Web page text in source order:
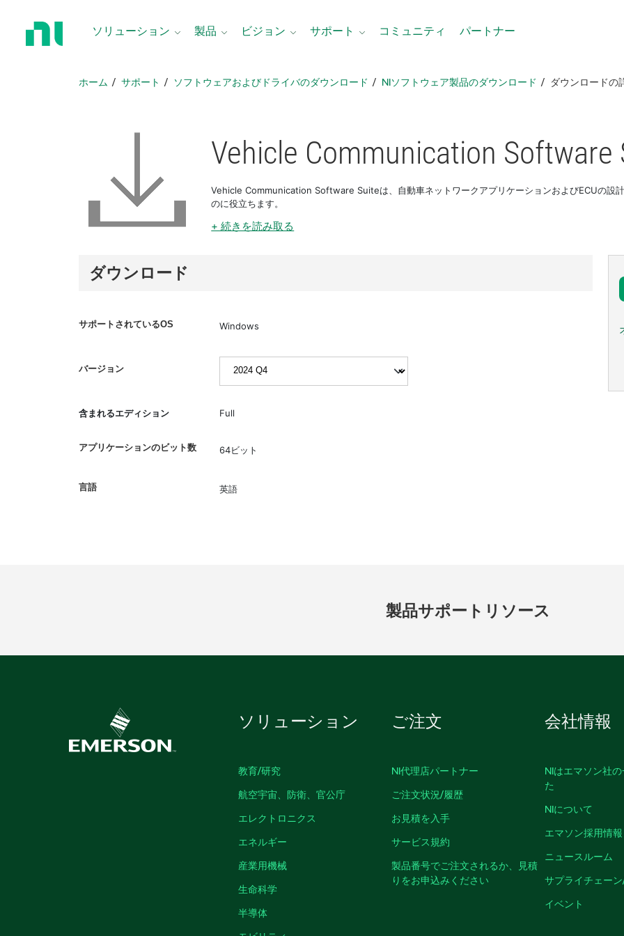
ソリューション 製品 ビジョン サポート コミュニティ パートナー
ホーム サポート ソフトウェアおよびドライバのダウンロード NIソフトウェア製品のダウンロード ダウンロードの
Vehicle Communication Software
Vehicle Communication Software Suiteは、自動車ネットワークアプリケーションおよびECUの設
のに役立ちます。
+ 続きを読み取る
ダウンロード
サポートされているOS Windows
バージョン
含まれるエディション Full
アプリケーションのビット数 64ビット
言語 英語
製品サポート リソース
ソリューション
教育/研究
航空宇宙、防衛、官公庁
エレクトロニクス
エネルギー
産業用機械
生命科学
半導体
ご注文
NI代理店パートナー
ご注文状況/履歴
お見積を入手
サービス規約
製品番号でご注文されるか、見積
りをお申込みください
会社情報
NIはエマソン社
た
NIについて
エマソン採用情報
ニュースルーム
サプライチェー
イベント